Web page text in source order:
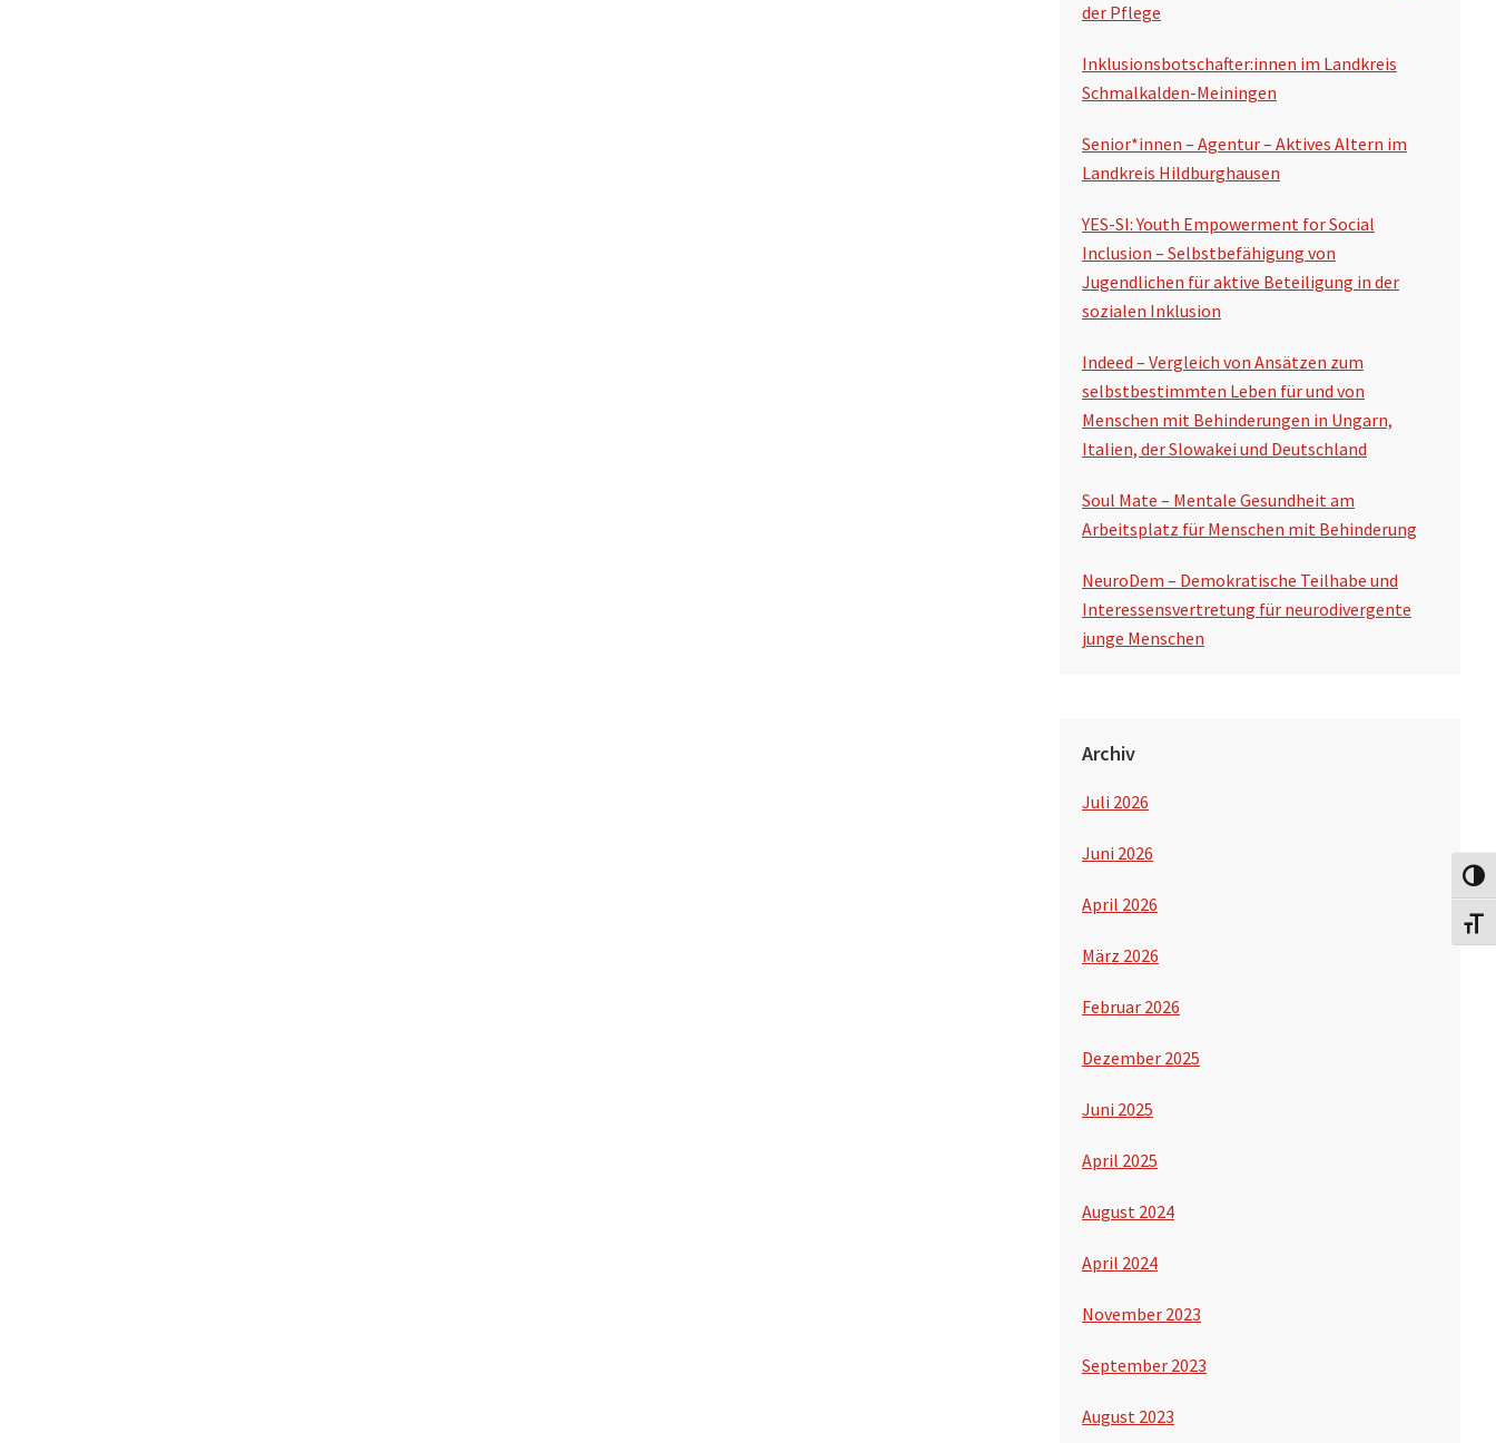
der Pflege
Inklusionsbotschafter:innen im Landkreis
Schmalkalden-Meiningen
Senior*innen – Agentur – Aktives Altern im
Landkreis Hildburghausen
YES-SI: Youth Empowerment for Social
Inclusion – Selbstbefähigung von
Jugendlichen für aktive Beteiligung in der
sozialen Inklusion
Indeed – Vergleich von Ansätzen zum
selbstbestimmten Leben für und von
Menschen mit Behinderungen in Ungarn,
Italien, der Slowakei und Deutschland
Soul Mate – Mentale Gesundheit am
Arbeitsplatz für Menschen mit Behinderung
NeuroDem – Demokratische Teilhabe und
Interessensvertretung für neurodivergente
junge Menschen
Archiv
Juli 2026
Juni 2026
April 2026
März 2026
Februar 2026
Dezember 2025
Juni 2025
April 2025
August 2024
April 2024
November 2023
September 2023
August 2023